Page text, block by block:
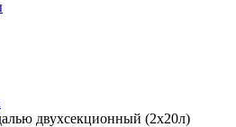
двухсекционный (2х20л)